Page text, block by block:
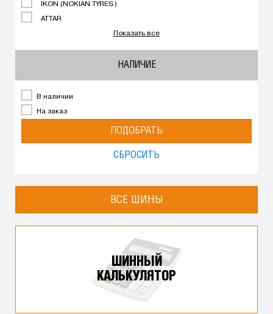
IKON (NOKIAN TYRES)
ATTAR
Показать все
НАЛИЧИЕ
В наличии
На заказ
ПОДОБРАТЬ
СБРОСИТЬ
ВСЕ ШИНЫ
ШИННЫЙ
КАЛЬКУЛЯТОР